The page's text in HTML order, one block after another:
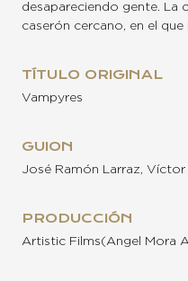
desapareciendo gente. La
caserón cercano, en el
TÍTULO ORIGINAL
Vampyres
GUION
José Ramón Larraz, Víctor
PRODUCCIÓN
Artistic Films(Angel Mora